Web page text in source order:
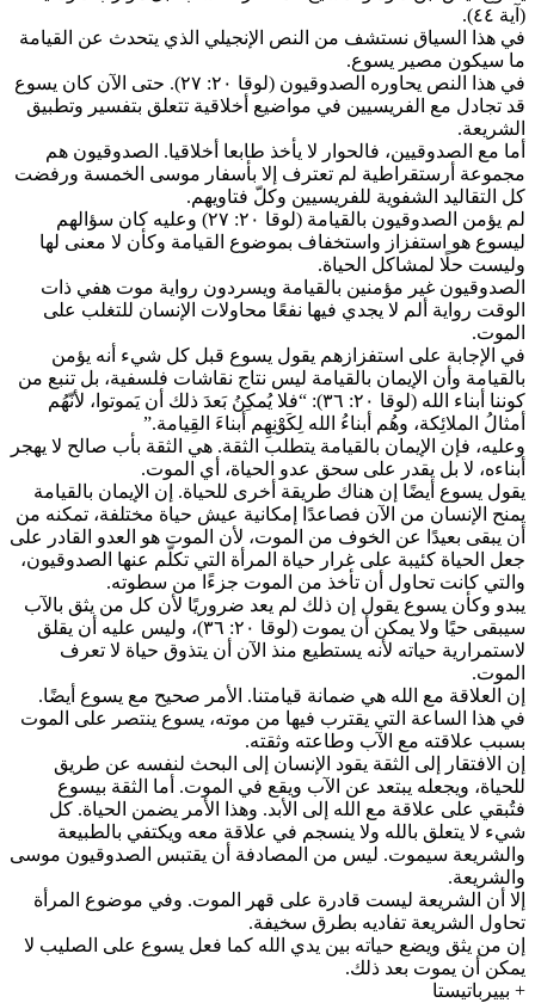
(آية ٤٤).
في هذا السياق نستشف من النص الإنجيلي الذي يتحدث عن القيامة
ما سيكون مصير يسوع.
في هذا النص يحاوره الصدوقيون (لوقا ٢٠: ٢٧). حتى الآن كان يسوع
قد تجادل مع الفريسيين في مواضيع أخلاقية تتعلق بتفسير وتطبيق
الشريعة.
أما مع الصدوقيين، فالحوار لا يأخذ طابعا أخلاقيا. الصدوقيون هم
مجموعة أرستقراطية لم تعترف إلا بأسفار موسى الخمسة ورفضت
كل التقاليد الشفوية للفريسيين وكلّ فتاويهم.
لم يؤمن الصدوقيون بالقيامة (لوقا ٢٠: ٢٧) وعليه كان سؤالهم
ليسوع هو استفزاز واستخفاف بموضوع القيامة وكأن لا معنى لها
وليست حلًا لمشاكل الحياة.
الصدوقيون غير مؤمنين بالقيامة ويسردون رواية موت هفي ذات
الوقت رواية ألم لا يجدي فيها نفعًا محاولات الإنسان للتغلب على
الموت.
في الإجابة على استفزازهم يقول يسوع قبل كل شيء أنه يؤمن
بالقيامة وأن الإيمان بالقيامة ليس نتاج نقاشات فلسفية، بل تنبع من
كوننا أبناء الله (لوقا ٢٠: ٣٦): “فلا يُمكِنُ بَعدَ ذلك أن يَموتوا، لأنّهُم
أمثالُ الملائِكة، وهُم أبناءُ الله لِكَوْنِهِم أبناءَ القِيامة.”
وعليه، فإن الإيمان بالقيامة يتطلب الثقة. هي الثقة بأب صالح لا يهجر
أبناءه، لا بل يقدر على سحق عدو الحياة، أي الموت.
يقول يسوع أيضًا إن هناك طريقة أخرى للحياة. إن الإيمان بالقيامة
يمنح الإنسان من الآن فصاعدًا إمكانية عيش حياة مختلفة، تمكنه من
أن يبقى بعيدًا عن الخوف من الموت، لأن الموت هو العدو القادر على
جعل الحياة كئيبة على غرار حياة المرأة التي تكلّم عنها الصدوقيون،
والتي كانت تحاول أن تأخذ من الموت جزءًا من سطوته.
يبدو وكأن يسوع يقول إن ذلك لم يعد ضروريًا لأن كل من يثق بالآب
سيبقى حيًا ولا يمكن أن يموت (لوقا ٢٠: ٣٦)، وليس عليه أن يقلق
لاستمرارية حياته لأنه يستطيع منذ الآن أن يتذوق حياة لا تعرف
الموت.
إن العلاقة مع الله هي ضمانة قيامتنا. الأمر صحيح مع يسوع أيضًا.
في هذا الساعة التي يقترب فيها من موته، يسوع ينتصر على الموت
بسبب علاقته مع الآب وطاعته وثقته.
إن الافتقار إلى الثقة يقود الإنسان إلى البحث لنفسه عن طريق
للحياة، ويجعله يبتعد عن الآب ويقع في الموت. أما الثقة بيسوع
فتُبقي على علاقة مع الله إلى الأبد. وهذا الأمر يضمن الحياة. كل
شيء لا يتعلق بالله ولا ينسجم في علاقة معه ويكتفي بالطبيعة
والشريعة سيموت. ليس من المصادفة أن يقتبس الصدوقيون موسى
والشريعة.
إلا أن الشريعة ليست قادرة على قهر الموت. وفي موضوع المرأة
تحاول الشريعة تفاديه بطرق سخيفة.
إن من يثق ويضع حياته بين يدي الله كما فعل يسوع على الصليب لا
يمكن أن يموت بعد ذلك.
+ بييرباتيستا